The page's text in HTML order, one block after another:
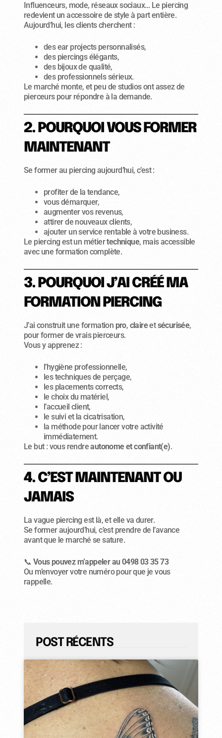
Influenceurs, mode, réseaux sociaux… Le piercing
redevient un accessoire de style à part entière.
Aujourd’hui, les clients cherchent :
des ear projects personnalisés,
des piercings élégants,
des bijoux de qualité,
des professionnels sérieux.
Le marché monte, et peu de studios ont assez de
pierceurs pour répondre à la demande.
2. POURQUOI VOUS FORMER
MAINTENANT
Se former au piercing aujourd’hui, c’est :
profiter de la tendance,
vous démarquer,
augmenter vos revenus,
attirer de nouveaux clients,
ajouter un service rentable à votre business.
Le piercing est un métiertechnique, mais accessible
avec une formation complète.
3. POURQUOI J’AI CRÉÉ MA
FORMATION PIERCING
J’ai construit une formation pro, claireetsécurisée,
pour former de vrais pierceurs.
Vous y apprenez :
l’hygiène professionnelle,
les techniques de perçage,
les placements corrects,
le choix du matériel,
l’accueil client,
le suivi et la cicatrisation,
la méthode pour lancer votre activité
immédiatement.
Le but : vous rendreautonome et confiant(e).
4. C’EST MAINTENANT OU
JAMAIS
La vague piercing est là, et elle va durer.
Se former aujourd’hui, c’est prendre de l’avance
avant que le marché se sature.
📞 Vous pouvez m’appeler au 0498 03 35 73
Ou m’envoyer votre numéro pour que je vous
rappelle.
POST RÉCENTS